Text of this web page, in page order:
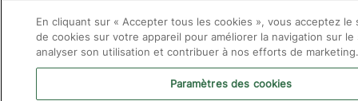
En cliquant sur « Accepter tous les cookies », vous acceptez le
de cookies sur votre appareil pour améliorer la navigation sur le
analyser son utilisation et contribuer à nos efforts de marketing.
Paramètres des cookies